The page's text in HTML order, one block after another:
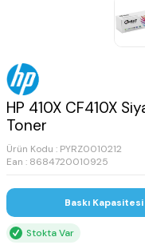
HP 410X CF410X
Toner
Ürün Kodu : PYRZ0010212
Ean : 8684720010925
Baskı
Stokta Var